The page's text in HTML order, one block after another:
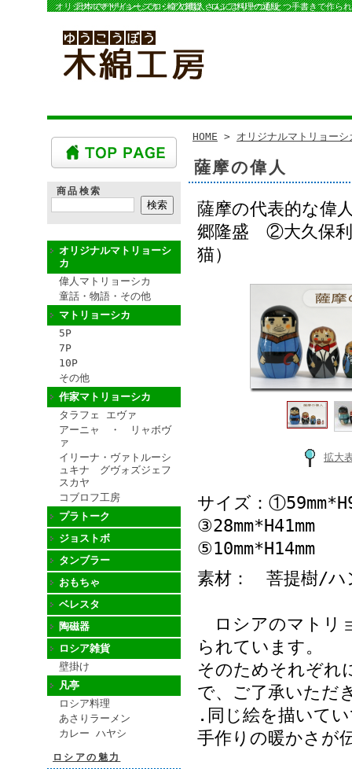
オリジナルマトリョーシカ・輸入雑貨・ロシア料理の通販
日本でデザインしてロシアの職人さんにより一つひとつ手書きで作ら
商品検索
オリジナルマトリョーシ
カ
偉人マトリョーシカ
童話・物語・その他
マトリョーシカ
5P
7P
10P
その他
作家マトリョーシカ
タラフェ エヴァ
アーニャ ・ リャボヴ
ァ
イリーナ・ヴァトルーシ
ュキナ グヴォズジェフ
スカヤ
コブロフ工房
プラトーク
ジョストボ
タンブラー
おもちゃ
ベレスタ
陶磁器
ロシア雑貨
壁掛け
凡亭
ロシア料理
あさりラーメン
カレー ハヤシ
ロシアの魅力
HOME > オリジナルマトリョーシ
薩摩の偉人
薩摩の代表的な偉
郷隆盛 ②大久保
猫）
拡大
サイズ：
⑤10mm*H14mm
素材： 菩提樹/ハ
ロシアのマトリ
られています。
そのためそれぞれ
で、ご了承いただ
.同じ絵を描いて
手作りの暖かさが